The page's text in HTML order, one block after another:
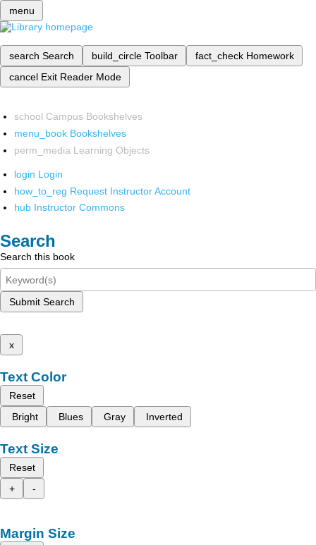
menu
search Search build_circle Toolbar fact_check Homework
cancel Exit Reader Mode
school Campus Bookshelves
menu_book Bookshelves
perm_media Learning Objects
login Login
how_to_reg Request Instructor Account
hub Instructor Commons
Search
Search this book
Submit Search
x
Text Color
Reset
Bright
Blues Gray Inverted
Text Size
Reset
+
-
Margin Size